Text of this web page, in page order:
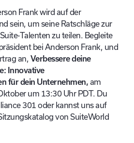
Frank wird auf der
sein, um seine Ratschläge zur
Talenten zu teilen. Begleite
bei Anderson Frank, und
an, Verbessere deine
Innovative
für dein Unternehmen, am
um 13:30 Uhr PDT. Du
301 oder kannst uns auf
von SuiteWorld